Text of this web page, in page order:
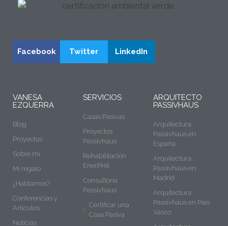
Facebook Twitter LinkedIn
VANESA
EZQUERRA
Blog
Proyectos
Sobre mí
Mi regalo
¿Hablamos?
Conferencias y
Artículos
Noticias
SERVICIOS
Casas Pasivas
Proyectos
Passivhaus
Rehabilitación
EnerPHit
Consultoría
Passivhaus
Certificar una
Casa Pasiva
ARQUITECTO
PASSIVHAUS
Arquitectura
Passivhaus en
España
Arquitectura
Passivhaus en
Madrid
Arquitectura
Passivhaus en País
Vasco